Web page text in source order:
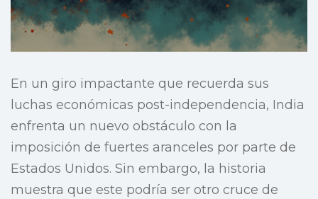
En un giro impactante que recuerda sus
luchas económicas post-independencia, India
enfrenta un nuevo obstáculo con la
imposición de fuertes aranceles por parte de
Estados Unidos. Sin embargo, la historia
muestra que este podría ser otro cruce de